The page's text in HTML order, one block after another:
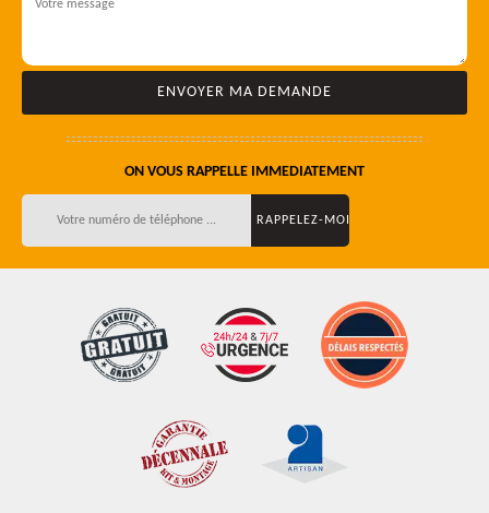
ON VOUS RAPPELLE IMMEDIATEMENT